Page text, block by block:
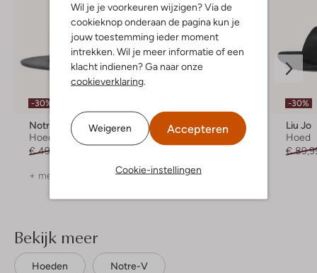
Wil je je voorkeuren wijzigen? Via de
cookieknop onderaan de pagina kun je
jouw toestemming ieder moment
intrekken. Wil je meer informatie of een
klacht indienen? Ga naar onze
cookieverklaring
Weigeren Accepteren
Cookie-instellingen
-30%
Notre-V
Hoed
€ 49,99
+ meer kleuren
Ted Baker
Hoed
+ meer kleuren
-30%
Liu Jo
Hoed
€
Bekijk meer
Hoeden Notre-V